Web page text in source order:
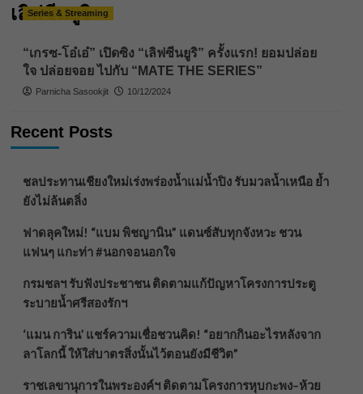
เลิฟซีนยูริ
Series & Streaming
“เกรซ-โอ๋เอ๋” เปิดซิง “เลิฟซีนยูริ” ครั้งแรก! ยอมปล่อย
ใจ ปล่อยจอย ไปกับ “MATE THE SERIES”
Parnicha Sasookjit 10/12/2024
Recent Posts
ชลประทานเชียงใหม่เร่งพร่องน้ำแม่น้ำปิง รับมวลน้ำเหนือ ย้ำ
ยังไม่ล้นตลิ่ง
ฟาดลุคใหม่! “แบม พิชญานิน” แดนซ์สับทุกจังหวะ ชวน
แฟนๆ แกะท่า #นอกจอนอกใจ
กรมชลฯ รับฟังประชาชน ติดตามแก้ปัญหาโครงการประตู
ระบายน้ำศรีสองรักฯ
‘แมน การิน’ แชร์ความเชื่อชวนคิด! “อยากกินอะไรหลังจาก
ลาโลกนี้ ให้ใส่บาตรสิ่งนั้นไว้ตอนยังมีชีวิต”
ราชเลขานุการในพระองค์ฯ ติดตามโครงการหุบกะพง–ห้วย